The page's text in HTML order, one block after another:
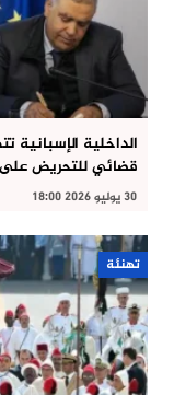
الداخلية الإسبانية
قضائي للتحريض
30 يوليو 2026 18:00
تهنئة